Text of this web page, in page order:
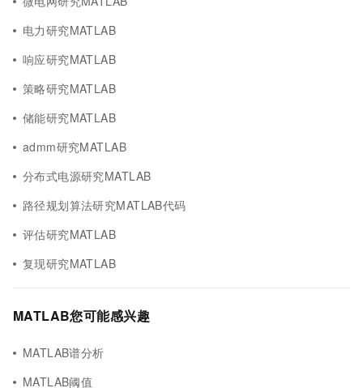
电力研究MATLAB
响应研究MATLAB
策略研究MATLAB
储能研究MATLAB
admm研究MATLAB
分布式电源研究MATLAB
路径规划算法研究MATLAB代码
评估研究MATLAB
复现研究MATLAB
MATLAB您可能感兴趣
MATLAB谱分析
MATLAB阈值